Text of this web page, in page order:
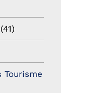
(41)
Tourisme